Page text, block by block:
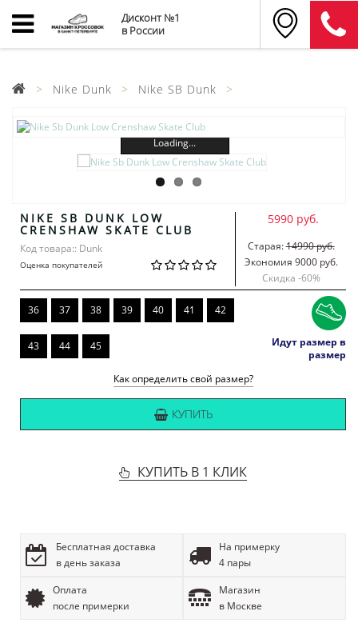
Дисконт №1
в России
Nike Dunk Nike SB Dunk
Loading...
NIKE SB DUNK LOW
CRENSHAW SKATE CLUB
Код товара:: Dunk
Оценка покупателей
5990 руб.
Старая:14990 руб.
Экономия 9000 руб.
Скидка -60%
36 37 38 39 40 41 42
43 44 45
Идут размер в
размер
Как определить свой размер?
КУПИТЬ
КУПИТЬ В 1 КЛИК
Бесплатная доставка
в день заказа
На примерку
4 пары
Оплата
после примерки
Магазин
в Москве